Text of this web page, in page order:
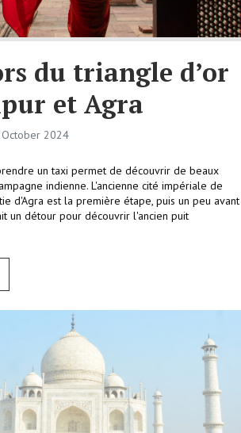
du triangle d’or
et Agra
2024
un taxi permet de découvrir de beaux
indienne. L'ancienne cité impériale de
d'Agra est la première étape, puis un peu avant
un détour pour découvrir l'ancien puit